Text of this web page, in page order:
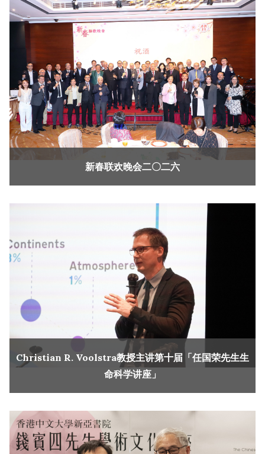
新春联欢晚会二〇二六
Christian R. Voolstra教授主讲第十届「任国荣先生生
命科学讲座」